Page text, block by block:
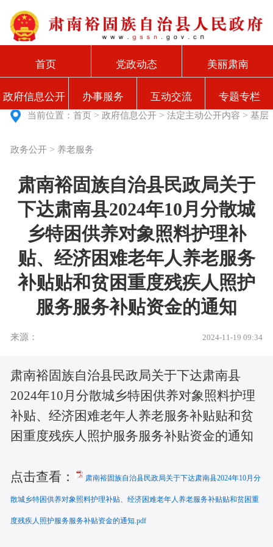
首页 党政动态 美丽肃南
政府信息公开 办事服务 互动交流 专题专栏
当前位置：首页 >政府信息公开 >法定主动公开内容 >基层
政务公开 > 养老服务
肃南裕固族自治县民政局关于
下达肃南县2024年10月分散城
乡特困供养对象照料护理补
贴、经济困难老年人养老服务
补贴贴和贫困重度残疾人照护
服务服务补贴资金的通知
来源： 2024-11-19 09:34
肃南裕固族自治县民政局关于下达肃南县
2024年10月分散城乡特困供养对象照料护理
补贴、经济困难老年人养老服务补贴贴和贫
困重度残疾人照护服务服务补贴资金的通知
点击查看： 肃南裕固族自治县民政局关于下达肃南县2024年10月分
散城乡特困供养对象照料护理补贴、经济困难老年人养老服务补贴贴和贫困重
度残疾人照护服务服务补贴资金的通知.pdf